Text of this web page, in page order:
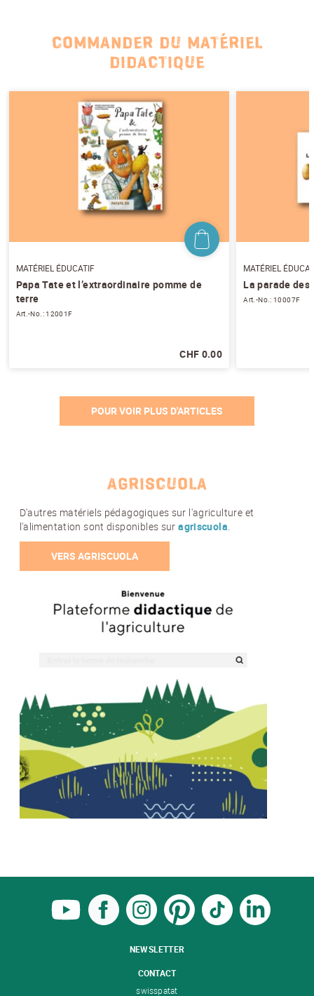
COMMANDER DU MATÉRIEL
DIDACTIQUE
Papa Tate et l’extraordinaire pomme de
terre
Art.-No.: 12001F
MATÉRIEL ÉDUCATIF
CHF 0.00
La parade
Art.-No.: 10007F
MATÉRIEL
POUR VOIR PLUS D'ARTICLES
AGRISCUOLA
D'autres matériels pédagogiques sur l'agriculture et
l'alimentation sont disponibles sur agriscuola
VERS AGRISCUOLA
TITRE(OPTIONAL)
Veuillez choisir...
EMAIL*
PRÉNOM*
J'accepte
NEWSLETTER
CONTACT
swisspatat